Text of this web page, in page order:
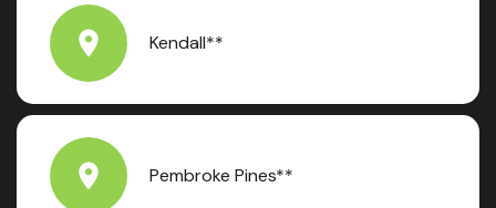
Kendall**
Pembroke Pines**